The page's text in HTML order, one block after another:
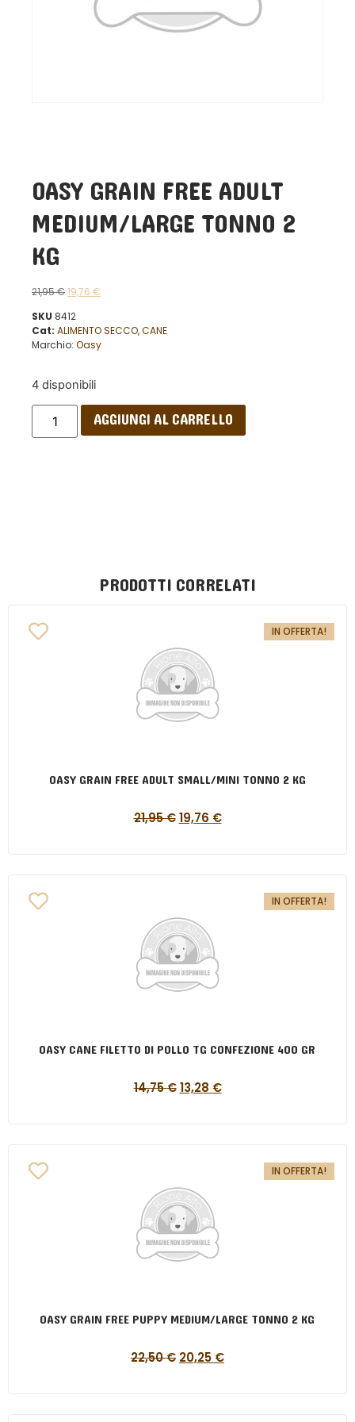
OASY GRAIN FREE ADULT
MEDIUM/LARGE TONNO 2
KG
21,95€19,76 €
SKU 8412
Cat: ALIMENTO SECCO,CANE
Marchio: Oasy
4 disponibili
AGGIUNGI AL CARRELLO
PRODOTTI CORRELATI
IN OFFERTA!
OASY GRAIN FREE ADULT SMALL/MINI TONNO 2 KG
21,95€ 19,76 €
IN OFFERTA!
OASY CANE FILETTO DI POLLO TG CONFEZIONE 400 GR
14,75€ 13,28 €
IN OFFERTA!
OASY GRAIN FREE PUPPY MEDIUM/LARGE TONNO 2 KG
22,50€ 20,25 €